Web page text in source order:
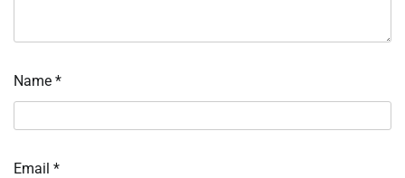
Name *
Email *